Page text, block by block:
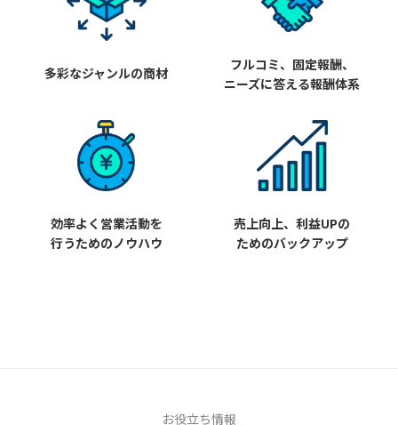
多彩なジャンルの商材
フルコミ、固定報酬、
ニーズに答える報酬体系
効率よく営業活動を
行うためのノウハウ
売上向上、利益UPの
ためのバックアップ
お役立ち情報